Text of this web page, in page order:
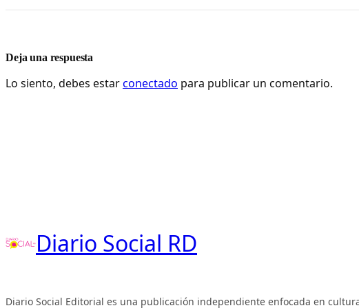
Deja una respuesta
Lo siento, debes estarconectado para publicar un comentario.
Diario Social RD
Diario Social Editorial es una publicación independiente enfocada en